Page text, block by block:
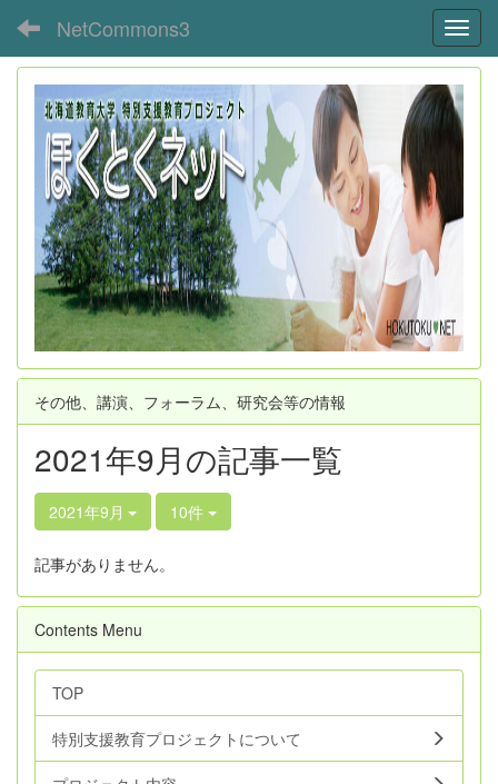
NetCommons3
その他、講演、フォーラム、研究会等の情報
2021年9月の記事一覧
2021年9月 10件
記事がありません。
Contents Menu
TOP
特別支援教育プロジェクトについて